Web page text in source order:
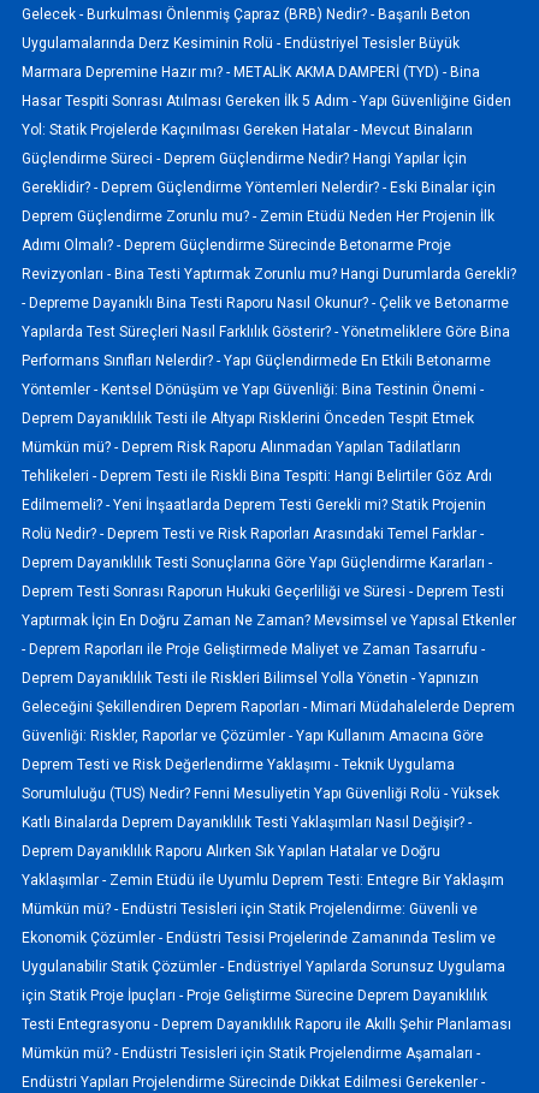
Gelecek - Burkulması Önlenmiş Çapraz (BRB) Nedir? - Başarılı Beton
Uygulamalarında Derz Kesiminin Rolü - Endüstriyel Tesisler Büyük
Marmara Depremine Hazır mı? - METALİK AKMA DAMPERİ (TYD) - Bina
Hasar Tespiti Sonrası Atılması Gereken İlk 5 Adım - Yapı Güvenliğine Giden
Yol: Statik Projelerde Kaçınılması Gereken Hatalar - Mevcut Binaların
Güçlendirme Süreci - Deprem Güçlendirme Nedir? Hangi Yapılar İçin
Gereklidir? - Deprem Güçlendirme Yöntemleri Nelerdir? - Eski Binalar için
Deprem Güçlendirme Zorunlu mu? - Zemin Etüdü Neden Her Projenin İlk
Adımı Olmalı? - Deprem Güçlendirme Sürecinde Betonarme Proje
Revizyonları - Bina Testi Yaptırmak Zorunlu mu? Hangi Durumlarda Gerekli?
- Depreme Dayanıklı Bina Testi Raporu Nasıl Okunur? - Çelik ve Betonarme
Yapılarda Test Süreçleri Nasıl Farklılık Gösterir? - Yönetmeliklere Göre Bina
Performans Sınıfları Nelerdir? - Yapı Güçlendirmede En Etkili Betonarme
Yöntemler - Kentsel Dönüşüm ve Yapı Güvenliği: Bina Testinin Önemi -
Deprem Dayanıklılık Testi ile Altyapı Risklerini Önceden Tespit Etmek
Mümkün mü? - Deprem Risk Raporu Alınmadan Yapılan Tadilatların
Tehlikeleri - Deprem Testi ile Riskli Bina Tespiti: Hangi Belirtiler Göz Ardı
Edilmemeli? - Yeni İnşaatlarda Deprem Testi Gerekli mi? Statik Projenin
Rolü Nedir? - Deprem Testi ve Risk Raporları Arasındaki Temel Farklar -
Deprem Dayanıklılık Testi Sonuçlarına Göre Yapı Güçlendirme Kararları -
Deprem Testi Sonrası Raporun Hukuki Geçerliliği ve Süresi - Deprem Testi
Yaptırmak İçin En Doğru Zaman Ne Zaman? Mevsimsel ve Yapısal Etkenler
- Deprem Raporları ile Proje Geliştirmede Maliyet ve Zaman Tasarrufu -
Deprem Dayanıklılık Testi ile Riskleri Bilimsel Yolla Yönetin - Yapınızın
Geleceğini Şekillendiren Deprem Raporları - Mimari Müdahalelerde Deprem
Güvenliği: Riskler, Raporlar ve Çözümler - Yapı Kullanım Amacına Göre
Deprem Testi ve Risk Değerlendirme Yaklaşımı - Teknik Uygulama
Sorumluluğu (TUS) Nedir? Fenni Mesuliyetin Yapı Güvenliği Rolü - Yüksek
Katlı Binalarda Deprem Dayanıklılık Testi Yaklaşımları Nasıl Değişir? -
Deprem Dayanıklılık Raporu Alırken Sık Yapılan Hatalar ve Doğru
Yaklaşımlar - Zemin Etüdü ile Uyumlu Deprem Testi: Entegre Bir Yaklaşım
Mümkün mü? - Endüstri Tesisleri için Statik Projelendirme: Güvenli ve
Ekonomik Çözümler - Endüstri Tesisi Projelerinde Zamanında Teslim ve
Uygulanabilir Statik Çözümler - Endüstriyel Yapılarda Sorunsuz Uygulama
için Statik Proje İpuçları - Proje Geliştirme Sürecine Deprem Dayanıklılık
Testi Entegrasyonu - Deprem Dayanıklılık Raporu ile Akıllı Şehir Planlaması
Mümkün mü? - Endüstri Tesisleri için Statik Projelendirme Aşamaları -
Endüstri Yapıları Projelendirme Sürecinde Dikkat Edilmesi Gerekenler -